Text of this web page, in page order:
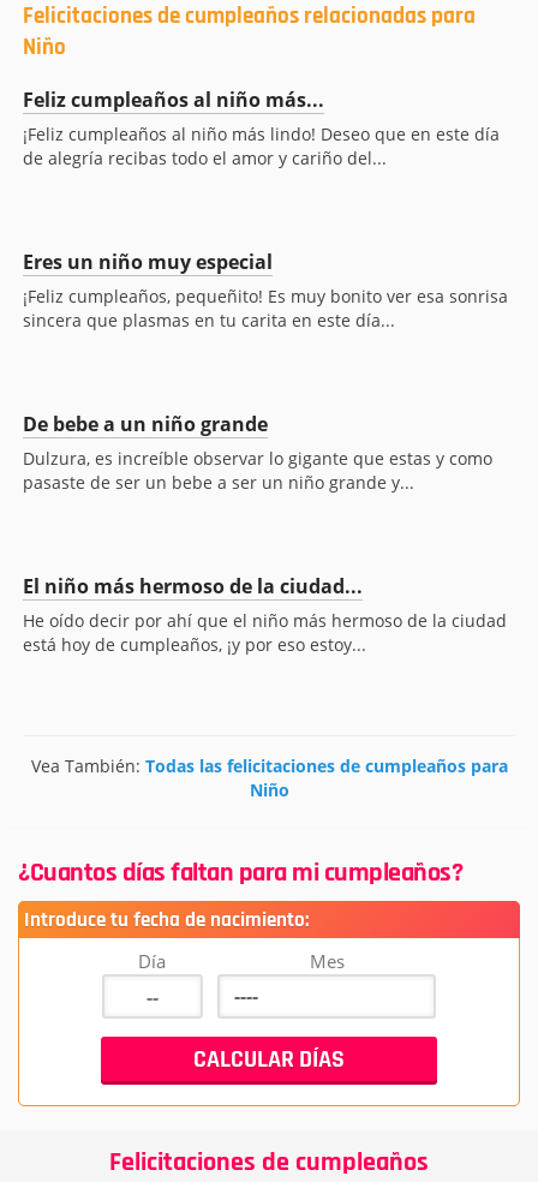
Felicitaciones de cumpleaños relacionadas para
Niño
Feliz cumpleaños al niño más...
¡Feliz cumpleaños al niño más lindo! Deseo que en este día
de alegría recibas todo el amor y cariño del...
Eres un niño muy especial
¡Feliz cumpleaños, pequeñito! Es muy bonito ver esa sonrisa
sincera que plasmas en tu carita en este día...
De bebe a un niño grande
Dulzura, es increíble observar lo gigante que estas y como
pasaste de ser un bebe a ser un niño grande y...
El niño más hermoso de la ciudad...
He oído decir por ahí que el niño más hermoso de la ciudad
está hoy de cumpleaños, ¡y por eso estoy...
Vea También: Todas las felicitaciones de cumpleaños para
Niño
¿Cuantos días faltan para mi cumpleaños?
Introduce tu fecha de nacimiento:
Día Mes
Felicitaciones de cumpleaños